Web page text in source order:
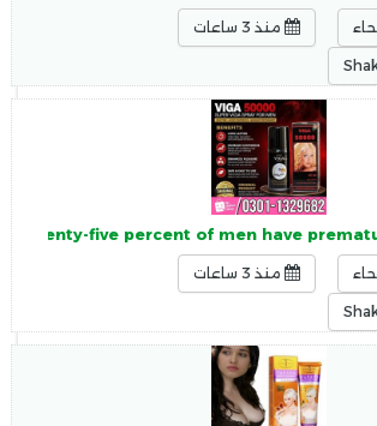
منذ 3 ساعات
Seventy-five percent of men have
منذ 3 ساعات